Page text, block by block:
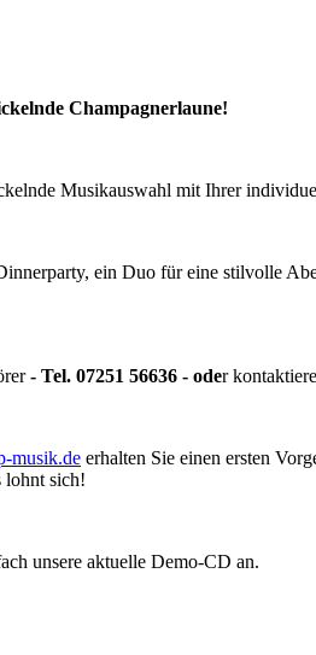
Champagnerlaune!
Musikauswahl mit Ihrer
ein Duo für eine stilvolle
- Tel. 07251 56636 - oder
musik.de erhalten Sie einen ersten
lohnt sich!
unsere aktuelle Demo-CD an.